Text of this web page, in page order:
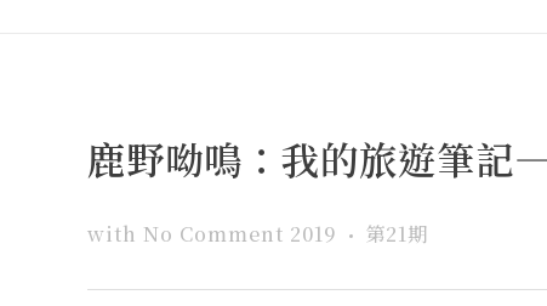
鹿野呦鳴：我的旅遊筆記
with No Comment 2019 第21期